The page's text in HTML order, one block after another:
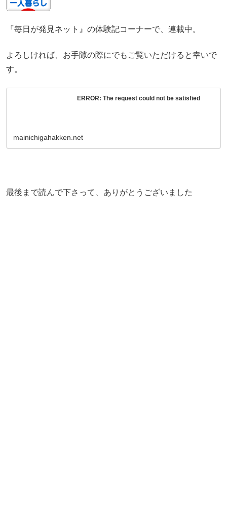
『毎日が発見ネット』の体験記コーナーで、連載中。
よろしければ、お手隙の際にでもご覧いただけると幸いで
す。
ERROR: The request could not be satisfied
mainichigahakken.net
最後まで読んで下さって、ありがとうございました